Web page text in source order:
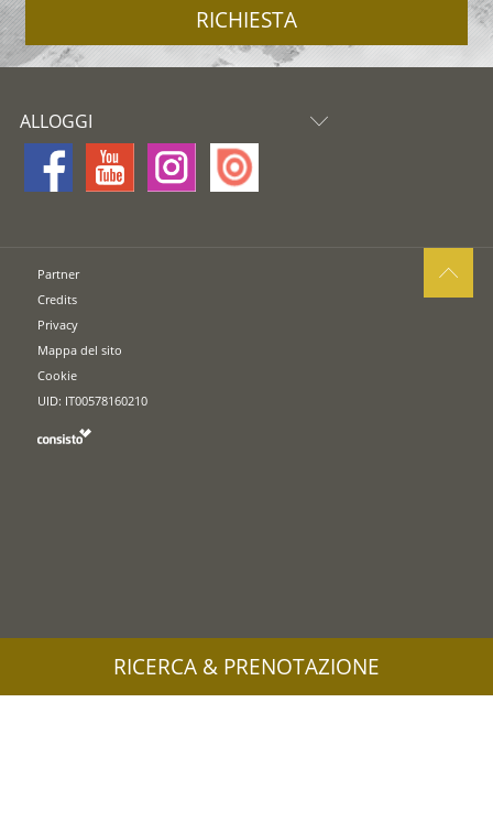
RICHIESTA
ALLOGGI
Partner
Credits
Privacy
Mappa del sito
Cookie
UID: IT00578160210
RICERCA & PRENOTAZIONE